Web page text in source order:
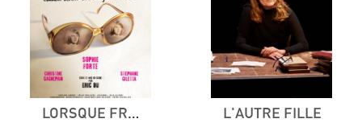
LORSQUE FRANÇOISE PARAÎT L'AUTRE FILLE